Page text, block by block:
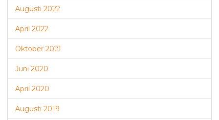
Augusti 2022
April 2022
Oktober 2021
Juni 2020
April 2020
Augusti 2019